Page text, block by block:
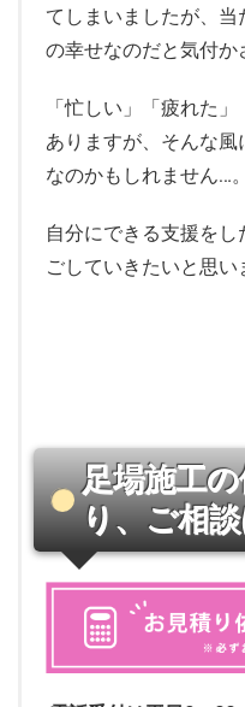
てしまいましたが、
の幸せなのだと気付か
「忙しい」「疲れた
ありますが、そんな
なのかもしれません…。
自分にできる支援を
ごしていきたいと思い
足場施工
り、ご相